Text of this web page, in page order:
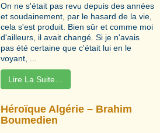
On ne s'était pas revu depuis des années
et soudainement, par le hasard de la vie,
cela s'est produit. Bien sûr et comme moi
d'ailleurs, il avait changé. Si je n'avais
pas été certaine que c'était lui en le
voyant, ...
Lire La Suite…
Héroïque Algérie – Brahim
Boumedien